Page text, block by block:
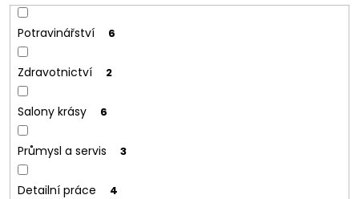
Potravinářství 6
Zdravotnictví 2
Salony krásy 6
Průmysl a servis 3
Detailní práce 4